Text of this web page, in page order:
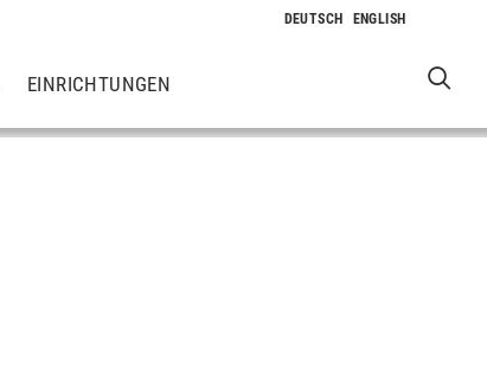
EINRICHTUNGEN